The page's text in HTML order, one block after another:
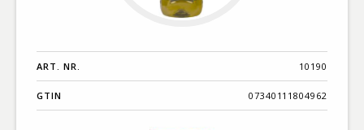
ART. NR. 10190
GTIN 07340111804962